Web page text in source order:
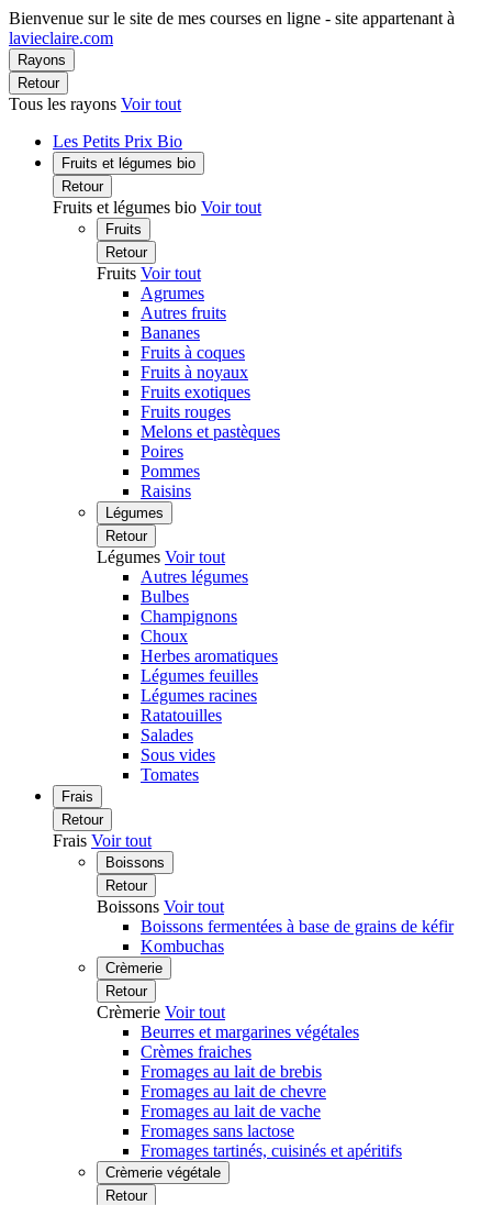
Bienvenue sur le site de mes courses en ligne - site appartenant à
lavieclaire.com
Rayons
Retour
Tous les rayons Voir tout
Les Petits Prix Bio
Fruits et légumes bio
Retour
Fruits et légumes bio Voir tout
Fruits
Retour
Fruits Voir tout
Agrumes
Autres fruits
Bananes
Fruits à coques
Fruits à noyaux
Fruits exotiques
Fruits rouges
Melons et pastèques
Poires
Pommes
Raisins
Légumes
Retour
Légumes Voir tout
Autres légumes
Bulbes
Champignons
Choux
Herbes aromatiques
Légumes feuilles
Légumes racines
Ratatouilles
Salades
Sous vides
Tomates
Frais
Retour
Frais Voir tout
Boissons
Retour
Boissons Voir tout
Boissons fermentées à base de grains de kéfir
Kombuchas
Crèmerie
Retour
Crèmerie Voir tout
Beurres et margarines végétales
Crèmes fraiches
Fromages au lait de brebis
Fromages au lait de chevre
Fromages au lait de vache
Fromages sans lactose
Fromages tartinés, cuisinés et apéritifs
Crèmerie végétale
Retour